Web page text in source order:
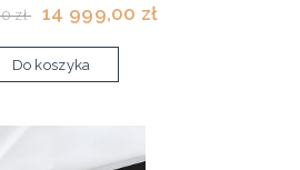
zł 14 999,00 zł
Do koszyka